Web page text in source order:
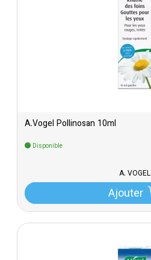
A.Vogel Pollinosan 10ml
Disponible
A. VOGEL
Ajouter